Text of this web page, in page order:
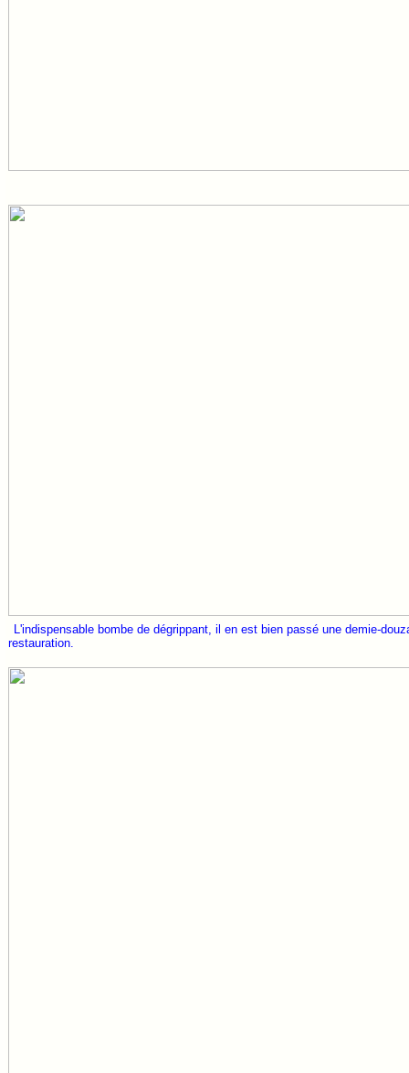
L'indispensable bombe de dégrippant, il en est bien passé une demie-
restauration.